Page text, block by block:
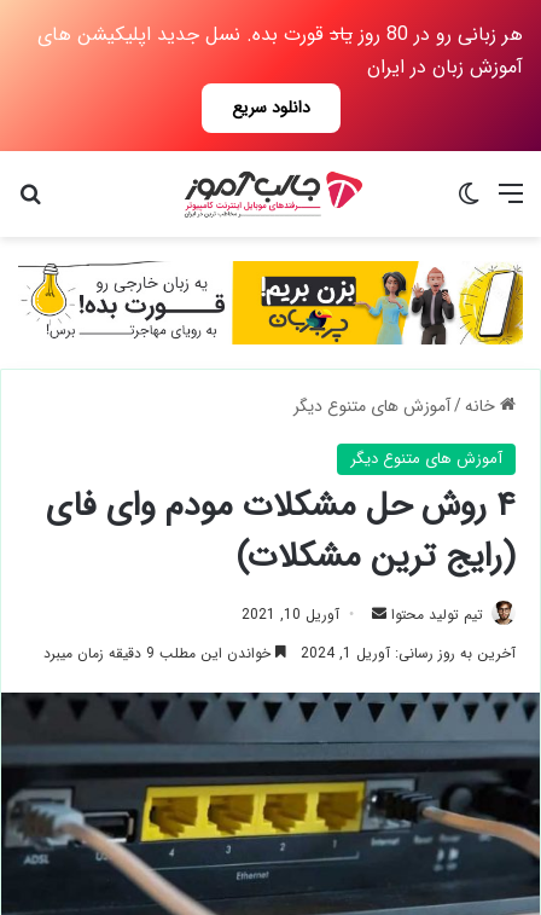
هر زبانی رو در 80 روز یاد قورت بده. نسل جدید اپلیکیشن های
آموزش زبان در ایران
دانلود سریع
منو
خانه/آموزش های متنوع دیگر
آموزش های متنوع دیگر
۴ روش حل مشکلات مودم وای فای
(رایج ترین مشکلات)
تیم تولید محتوا
ارسال
ایمیل
آوریل 10, 2021
آخرین به روز رسانی: آوریل 1, 2024
خواندن این مطلب 9 دقیقه زمان میبرد